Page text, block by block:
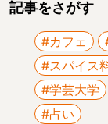
記事をさがす
#カフェ
#スパイス
#学芸大学
#占い